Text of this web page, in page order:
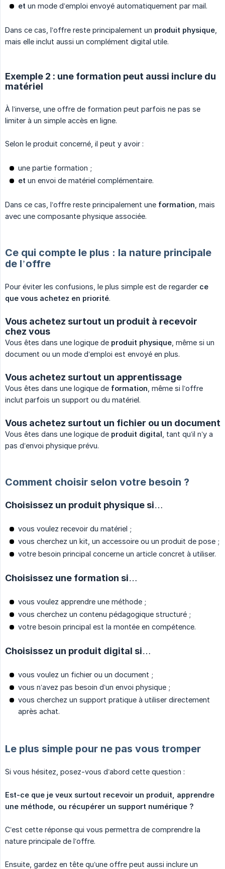
et un mode d’emploi envoyé automatiquement par mail.
Dans ce cas, l’offre reste principalement un produit physique
mais elle inclut aussi un complément digital utile.
Exemple 2 : une formation peut aussi inclure du
matériel
À l’inverse, une offre de formation peut parfois ne pas se
limiter à un simple accès en ligne.
Selon le produit concerné, il peut y avoir :
une partie formation ;
et un envoi de matériel complémentaire.
Dans ce cas, l’offre reste principalement une formation , mais
avec une composante physique associée.
Ce qui compte le plus : la nature principale
de l’offre
Pour éviter les confusions, le plus simple est de regarder ce
que vous achetez en priorité.
Vous achetez surtout un produit à recevoir
chez vous
Vous êtes dans une logique de produit physique , même si un
document ou un mode d’emploi est envoyé en plus.
Vous achetez surtout un apprentissage
Vous êtes dans une logique de formation , même si l’offre
inclut parfois un support ou du matériel.
Vous achetez surtout un fichier ou un document
Vous êtes dans une logique de produit digital , tant qu’il n’y a
pas d’envoi physique prévu.
Comment choisir selon votre besoin ?
Choisissez un produit physique si…
vous voulez recevoir du matériel ;
vous cherchez un kit, un accessoire ou un produit de pose ;
votre besoin principal concerne un article concret à utiliser.
Choisissez une formation si…
vous voulez apprendre une méthode ;
vous cherchez un contenu pédagogique structuré ;
votre besoin principal est la montée en compétence.
Choisissez un produit digital si…
vous voulez un fichier ou un document ;
vous n’avez pas besoin d’un envoi physique ;
vous cherchez un support pratique à utiliser directement
après achat.
Le plus simple pour ne pas vous tromper
Si vous hésitez, posez-vous d’abord cette question :
Est-ce que je veux surtout recevoir un produit, apprendre
une méthode, ou récupérer un support numérique ?
C’est cette réponse qui vous permettra de comprendre la
nature principale de l’offre.
Ensuite, gardez en tête qu’une offre peut aussi inclure un